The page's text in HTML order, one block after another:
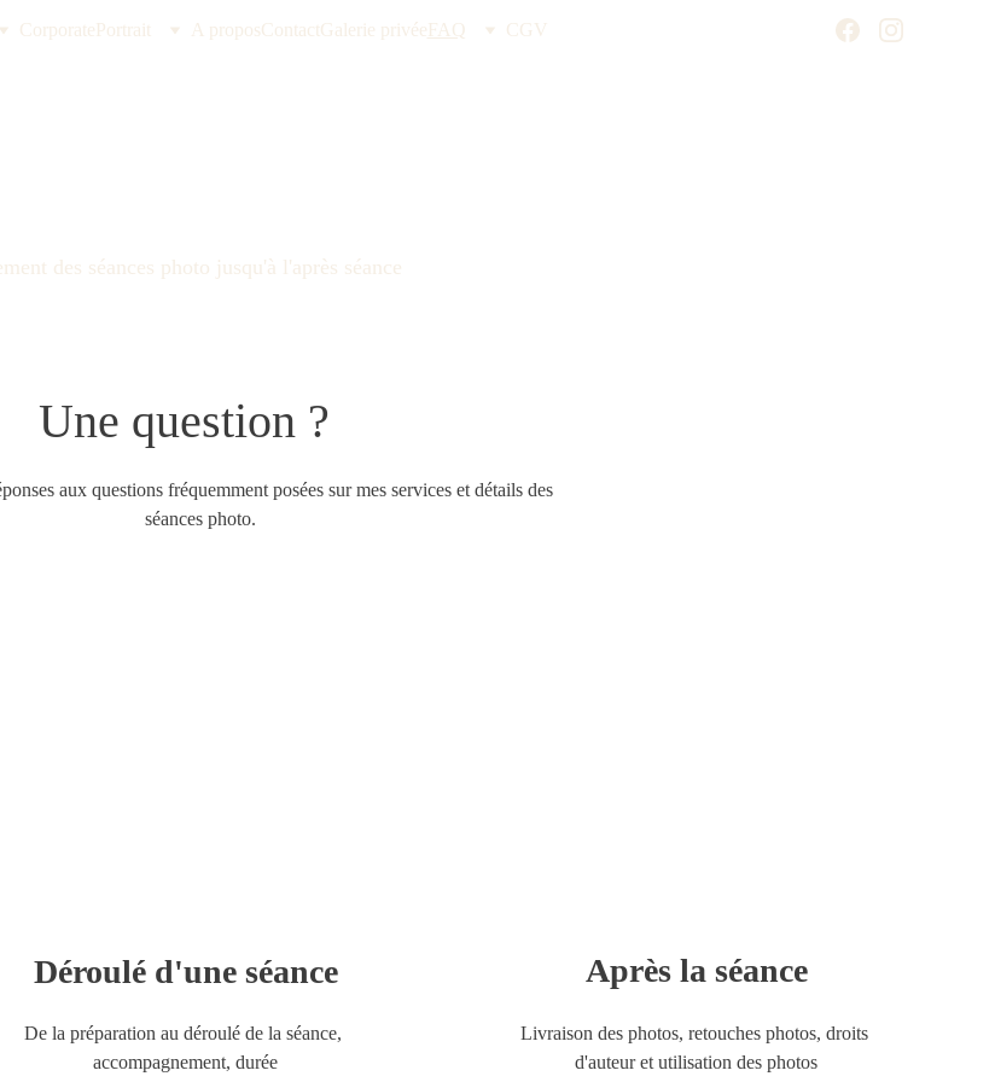
CorporatePortrait A proposContactGalerie privéeFAQ CGV
des séances photo jusqu'à l'après séance
Une question ?
aux questions fréquemment posées sur mes services et détails des
séances photo.
Après la séance
Déroulé d'une séance
De la préparation au déroulé de la séance,
accompagnement, durée
Livraison des photos, retouches photos, droits
d'auteur et utilisation des photos